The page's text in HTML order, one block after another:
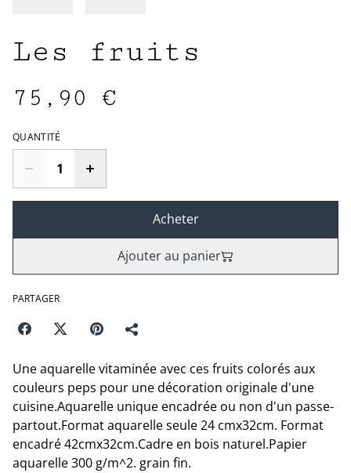
Les fruits
75,90 €
QUANTITÉ
Acheter
Ajouter au panier
PARTAGER
Une aquarelle vitaminée avec ces fruits colorés aux
couleurs peps pour une décoration originale d'une
cuisine.Aquarelle unique encadrée ou non d'un passe-
partout.Format aquarelle seule 24 cmx32cm. Format
encadré 42cmx32cm.Cadre en bois naturel.Papier
aquarelle 300 g/m^2. grain fin.